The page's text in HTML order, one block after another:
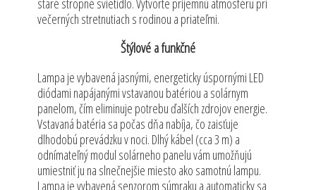
staré stropné svietidlo. Vytvorte príjemnú atmosféru pri
večerných stretnutiach s rodinou a priateľmi.
Štýlové a funkčné
Lampa je vybavená jasnými, energeticky úspornými LED
diódami napájanými vstavanou batériou a solárnym
panelom, čím eliminuje potrebu ďalších zdrojov energie.
Vstavaná batéria sa počas dňa nabíja, čo zaisťuje
dlhodobú prevádzku v noci. Dlhý kábel (cca 3 m) a
odnímateľný modul solárneho panelu vám umožňujú
umiestniť ju na slnečnejšie miesto ako samotnú lampu.
Lampa je vybavená senzorom súmraku a automaticky sa